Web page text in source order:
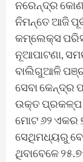
ନରେନ୍ଦ୍ର କୋଣ
ନିମନ୍ତେ ଆଜି
କମ୍ଲେକ୍ସ
ନୂଆପାଟଣା,
ବାଲିଗୁଆଳି
ସେବା
ଉକ୍ତ ପ୍ରକଳ୍ପ
ମୋଟ ୬୨ ଏକର
ସେଥିମଧ୍ୟରୁ
ଥିବାବେଳେ